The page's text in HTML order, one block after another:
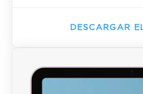
DESCARGAR